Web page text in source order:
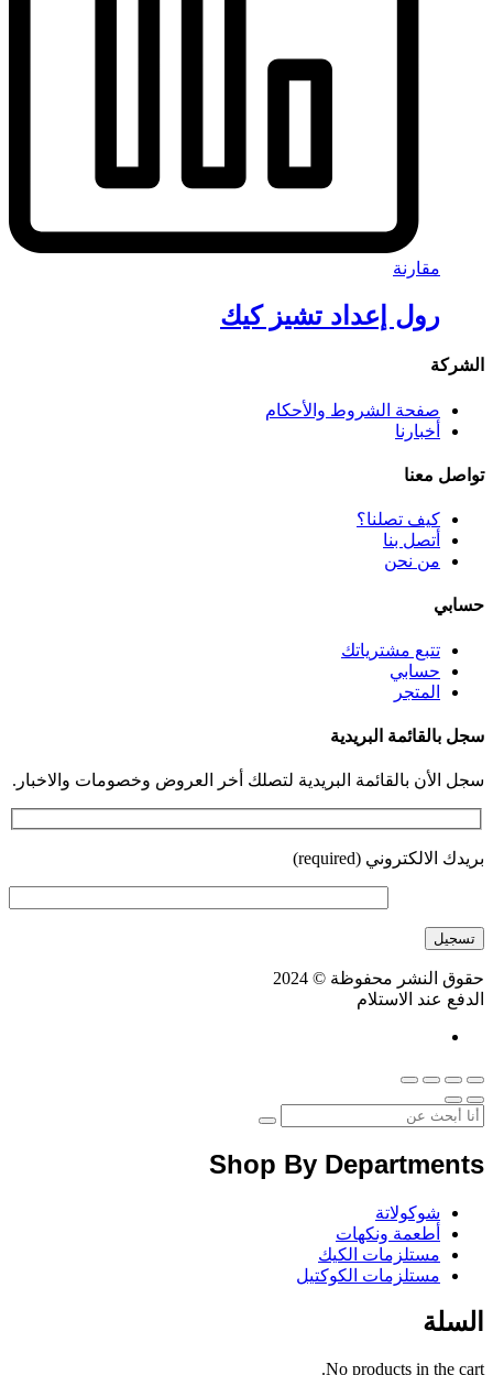
مقارنة
رول إعداد تشيز كيك
الشركة
صفحة الشروط والأحكام
أخبارنا
تواصل معنا
كيف تصلنا؟
أتصل بنا
من نحن
حسابي
تتبع مشترياتك
حسابي
المتجر
سجل بالقائمة البريدية
سجل الأن بالقائمة البريدية لتصلك أخر العروض وخصومات والاخبار.
بريدك الالكتروني (required)
حقوق النشر محفوظة © 2024
الدفع عند الاستلام
Shop By Departments
شوكولاتة
أطعمة ونكهات
مستلزمات الكيك
مستلزمات الكوكتيل
السلة
No products in the cart.